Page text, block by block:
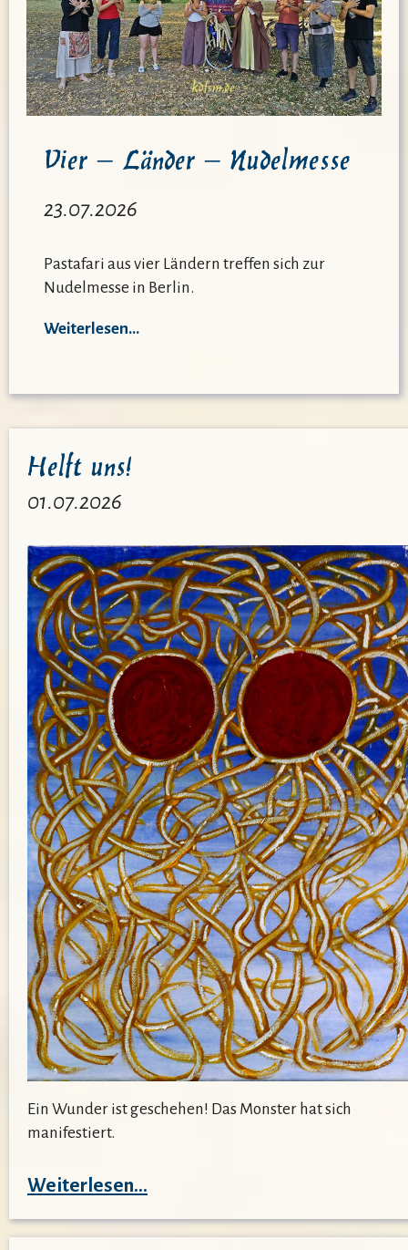
Vier – Länder – Nudelmesse
23.07.2026
Pastafari aus vier Ländern treffen sich zur
Nudelmesse in Berlin.
Weiterlesen…
Helft uns!
01.07.2026
Ein Wunder ist geschehen! Das Monster hat sich
manifestiert.
Weiterlesen…
Helft
uns!